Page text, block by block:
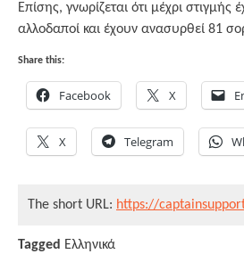
Επίσης, γνωρίζεται ότι μέχρι στιγμής
αλλοδαποί και έχουν ανασυρθεί 81
Share this:
Facebook X
X Telegram
The short URL: https://
Tagged Ελληνικά